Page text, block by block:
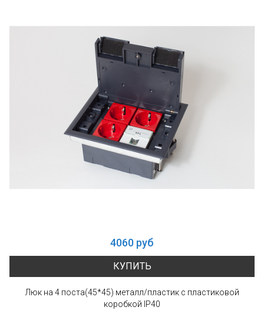
4060 руб
КУПИТЬ
Люк на 4 поста(45*45) металл/плаcтик с пластиковой
коробкой IP40